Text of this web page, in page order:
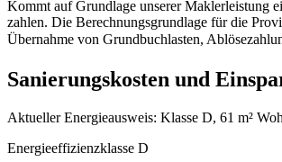
Kommt auf Grundlage unserer Maklerleistung
zahlen. Die Berechnungsgrundlage für die
Übernahme von Grundbuchlasten,
Sanierungskosten und
Aktueller Energieausweis: Klasse D, 61 m²
Energieeffizienzklasse D